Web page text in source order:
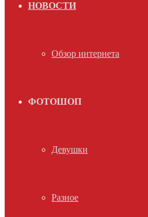
НОВОСТИ
Обзор интернета
ФОТОШОП
Девушки
Разное